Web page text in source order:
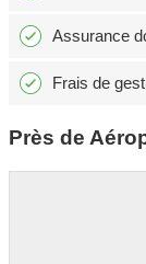
Assurance
Frais de
Près de